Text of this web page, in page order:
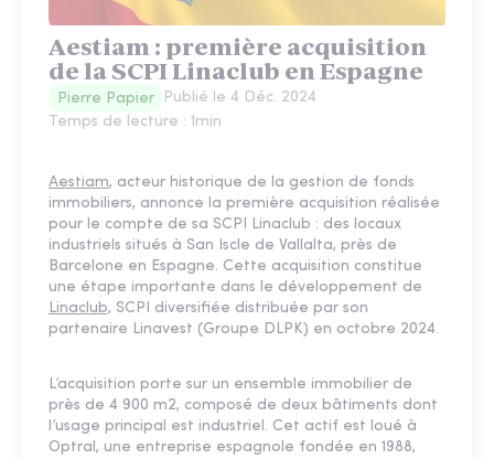
Aestiam : première acquisition
de la SCPI Linaclub en Espagne
Pierre Papier Publié le 4 Déc. 2024
Temps de lecture : 1min
Aestiam, acteur historique de la gestion de fonds
immobiliers, annonce la première acquisition réalisée
pour le compte de sa SCPI Linaclub : des locaux
industriels situés à San Iscle de Vallalta, près de
Barcelone en Espagne. Cette acquisition constitue
une étape importante dans le développement de
Linaclub, SCPI diversifiée distribuée par son
partenaire Linavest (Groupe DLPK) en octobre 2024.
L’acquisition porte sur un ensemble immobilier de
près de 4 900 m2, composé de deux bâtiments dont
l’usage principal est industriel. Cet actif est loué à
Optral, une entreprise espagnole fondée en 1988,